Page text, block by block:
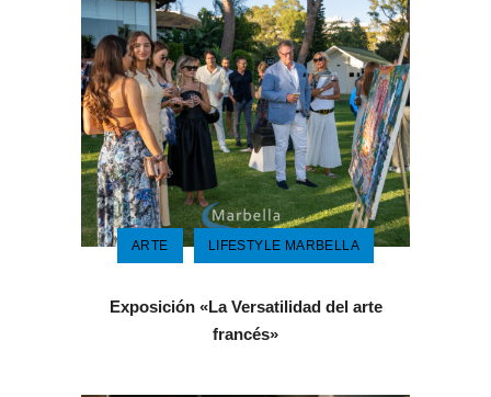
ARTE LIFESTYLE MARBELLA
Exposición «La Versatilidad del arte
francés»